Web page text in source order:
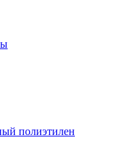
полиэтилен